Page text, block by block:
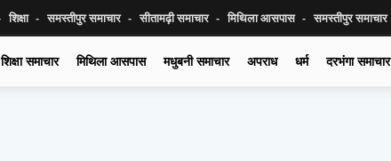
शिक्षा समस्तीपुर समाचार सीतामढ़ी समाचार मिथिला आसपास समस्तीपुर समाचार
शिक्षा समाचार मिथिला आसपास मधुबनी समाचार अपराध धर्म दरभंगा समाचार